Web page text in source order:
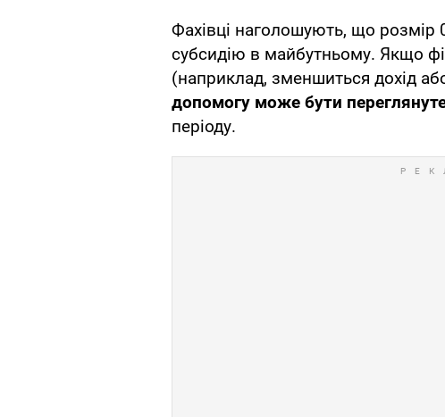
Фахівці наголошують, що розмір
субсидію в майбутньому. Якщо
(наприклад, зменшиться дохід
допомогу може бути
періоду.